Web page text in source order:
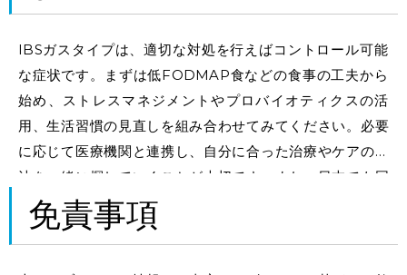
IBSガスタイプは、適切な対処を行えばコントロール可能
な症状です。まずは低FODMAP食などの食事の工夫から
始め、ストレスマネジメントやプロバイオティクスの活
用、生活習慣の見直しを組み合わせてみてください。必要
に応じて医療機関と連携し、自分に合った治療やケアの方
法を一緒に探していくことが大切です。また、日本でも同
じ悩みを抱える人は少なくありません。この症状と向き合
っているのは、あなただけではないということを忘れない
免責事項